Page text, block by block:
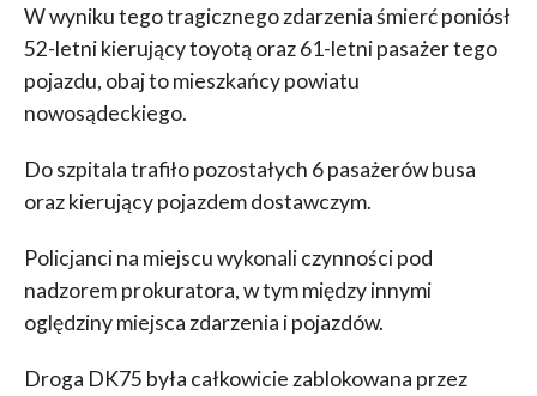
W wyniku tego tragicznego zdarzenia śmierć poniósł
52-letni kierujący toyotą oraz 61-letni pasażer tego
pojazdu, obaj to mieszkańcy powiatu
nowosądeckiego.
Do szpitala trafiło pozostałych 6 pasażerów busa
oraz kierujący pojazdem dostawczym.
Policjanci na miejscu wykonali czynności pod
nadzorem prokuratora, w tym między innymi
oględziny miejsca zdarzenia i pojazdów.
Droga DK75 była całkowicie zablokowana przez